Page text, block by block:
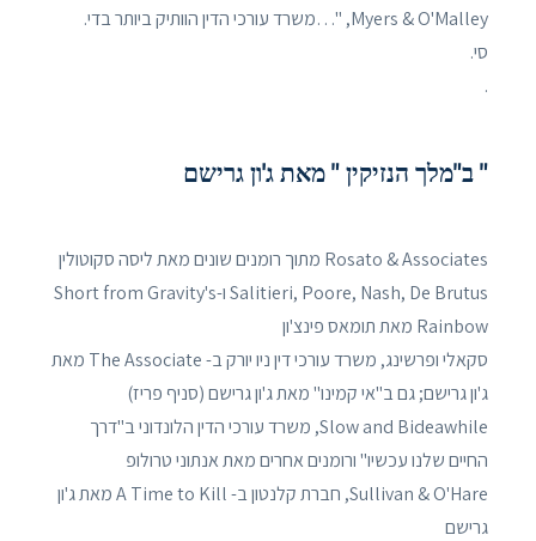
Myers & O'Malley, "…משרד עורכי הדין הוותיק ביותר בדי.
סי.
.
" ב"מלך הנזיקין " מאת ג'ון גרישם
Rosato & Associates מתוך רומנים שונים מאת ליסה סקוטולין
Salitieri, Poore, Nash, De Brutus ו-Short from Gravity's
Rainbow מאת תומאס פינצ'ון
סקאלי ופרשינג, משרד עורכי דין ניו יורק ב- The Associate מאת
ג'ון גרישם; גם ב"אי קמינו" מאת ג'ון גרישם (סניף פריז)
Slow and Bideawhile, משרד עורכי הדין הלונדוני ב"דרך
החיים שלנו עכשיו" ורומנים אחרים מאת אנתוני טרולופ
Sullivan & O'Hare, חברת קלנטון ב- A Time to Kill מאת ג'ון
גרישם